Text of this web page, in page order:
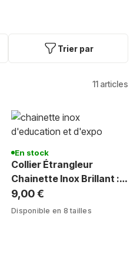
Trier par
11 articles
En stock
Collier Étrangleur
Chainette Inox Brillant :
Expo & Éducation Canine
9,00 €
Disponible en 8 tailles